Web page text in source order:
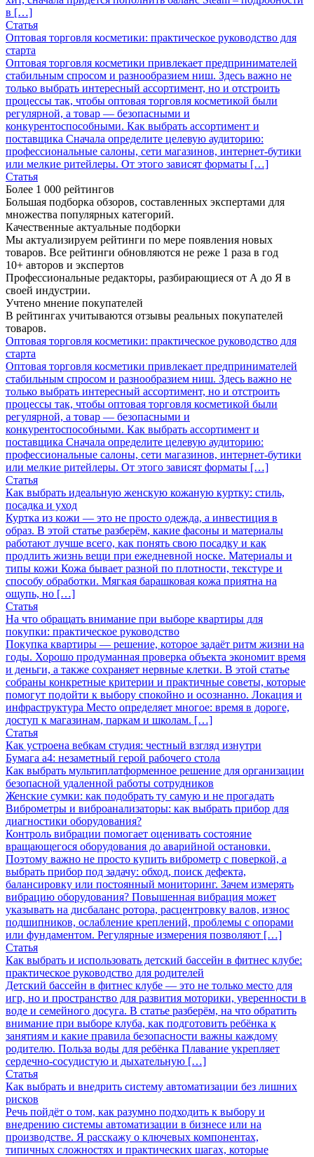
в […]
Статья
Оптовая торговля косметики: практическое руководство для
старта
Оптовая торговля косметики привлекает предпринимателей
стабильным спросом и разнообразием ниш. Здесь важно не
только выбрать интересный ассортимент, но и отстроить
процессы так, чтобы оптовая торговля косметикой были
регулярной, а товар — безопасными и
конкурентоспособными. Как выбрать ассортимент и
поставщика Сначала определите целевую аудиторию:
профессиональные салоны, сети магазинов, интернет-бутики
или мелкие ритейлеры. От этого зависят форматы […]
Статья
Более 1 000 рейтингов
Большая подборка обзоров, составленных экспертами для
множества популярных категорий.
Качественные актуальные подборки
Мы актуализируем рейтинги по мере появления новых
товаров. Все рейтинги обновляются не реже 1 раза в год
10+ авторов и экспертов
Профессиональные редакторы, разбирающиеся от А до Я в
своей индустрии.
Учтено мнение покупателей
В рейтингах учитываются отзывы реальных покупателей
товаров.
Оптовая торговля косметики: практическое руководство для
старта
Оптовая торговля косметики привлекает предпринимателей
стабильным спросом и разнообразием ниш. Здесь важно не
только выбрать интересный ассортимент, но и отстроить
процессы так, чтобы оптовая торговля косметикой были
регулярной, а товар — безопасными и
конкурентоспособными. Как выбрать ассортимент и
поставщика Сначала определите целевую аудиторию:
профессиональные салоны, сети магазинов, интернет-бутики
или мелкие ритейлеры. От этого зависят форматы […]
Статья
Как выбрать идеальную женскую кожаную куртку: стиль,
посадка и уход
Куртка из кожи — это не просто одежда, а инвестиция в
образ. В этой статье разберём, какие фасоны и материалы
работают лучше всего, как понять свою посадку и как
продлить жизнь вещи при ежедневной носке. Материалы и
типы кожи Кожа бывает разной по плотности, текстуре и
способу обработки. Мягкая барашковая кожа приятна на
ощупь, но […]
Статья
На что обращать внимание при выборе квартиры для
покупки: практическое руководство
Покупка квартиры — решение, которое задаёт ритм жизни на
годы. Хорошо продуманная проверка объекта экономит время
и деньги, а также сохраняет нервные клетки. В этой статье
собраны конкретные критерии и практичные советы, которые
помогут подойти к выбору спокойно и осознанно. Локация и
инфраструктура Место определяет многое: время в дороге,
доступ к магазинам, паркам и школам. […]
Статья
Как устроена вебкам студия: честный взгляд изнутри
Бумага а4: незаметный герой рабочего стола
Как выбрать мультиплатформенное решение для организации
безопасной удаленной работы сотрудников
Женские сумки: как подобрать ту самую и не прогадать
Виброметры и виброанализаторы: как выбрать прибор для
диагностики оборудования?
Контроль вибрации помогает оценивать состояние
вращающегося оборудования до аварийной остановки.
Поэтому важно не просто купить виброметр с поверкой, а
выбрать прибор под задачу: обход, поиск дефекта,
балансировку или постоянный мониторинг. Зачем измерять
вибрацию оборудования? Повышенная вибрация может
указывать на дисбаланс ротора, расцентровку валов, износ
подшипников, ослабление креплений, проблемы с опорами
или фундаментом. Регулярные измерения позволяют […]
Статья
Как выбрать и использовать детский бассейн в фитнес клубе:
практическое руководство для родителей
Детский бассейн в фитнес клубе — это не только место для
игр, но и пространство для развития моторики, уверенности в
воде и семейного досуга. В статье разберём, на что обратить
внимание при выборе клуба, как подготовить ребёнка к
занятиям и какие правила безопасности важны каждому
родителю. Польза воды для ребёнка Плавание укрепляет
сердечно-сосудистую и дыхательную […]
Статья
Как выбрать и внедрить систему автоматизации без лишних
рисков
Речь пойдёт о том, как разумно подходить к выбору и
внедрению системы автоматизации в бизнесе или на
производстве. Я расскажу о ключевых компонентах,
типичных сложностях и практических шагах, которые